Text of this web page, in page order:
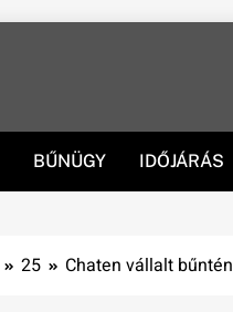
BŰNÜGY IDŐJÁRÁS
25 Chaten vállalt